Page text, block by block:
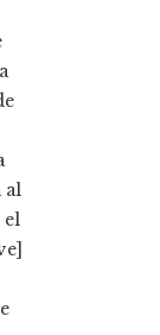
al
el